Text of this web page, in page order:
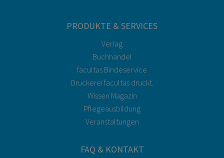
PRODUKTE & SERVICES
Verlag
Buchhandel
facultas Bindeservice
Druckerei facultas druckt.
Wissen Magazin
Pflegeausbildung
Veranstaltungen
FAQ & KONTAKT